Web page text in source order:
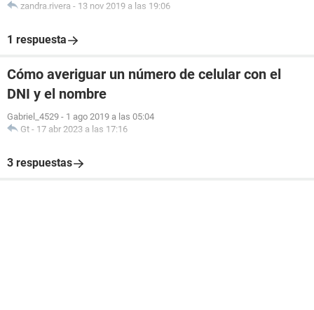
zandra.rivera - 13 nov 2019 a las 19:06
1 respuesta
Cómo averiguar un número de celular con el
DNI y el nombre
Gabriel_4529 - 1 ago 2019 a las 05:04
Gt - 17 abr 2023 a las 17:16
3 respuestas